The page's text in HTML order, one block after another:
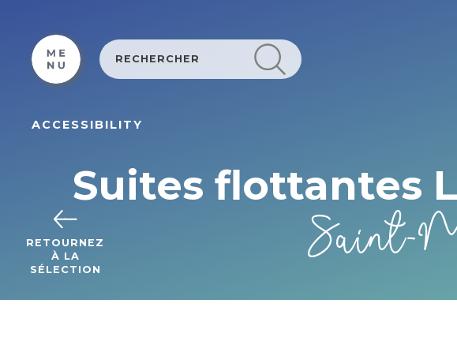
ACCESSIBILITY
RETOURNEZ
À LA
SÉLECTION
Suites flottantes
Saint-